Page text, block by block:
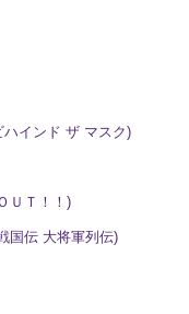
インド ザ マスク)
ＵＴ！！)
国伝 大将軍列伝)